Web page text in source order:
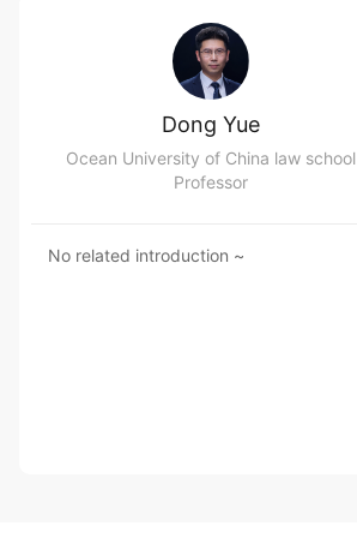
Dong Yue
Ocean University of China law school
Professor
No related introduction ~